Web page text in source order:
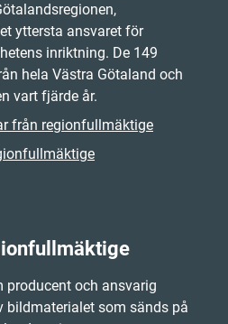
yttersta ansvaret för
inriktning. De 149
hela Västra Götaland och
vart fjärde år.
från regionfullmäktige
producent och ansvarig
bildmaterialet som sänds på